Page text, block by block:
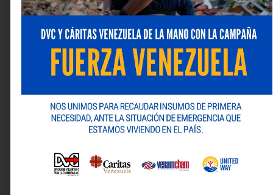
Más allá del techo de cristal regresa en
su segunda edición en el marco de la
celebración de los 40 años de
junio 17, 2026